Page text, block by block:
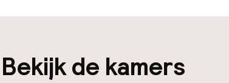
Bekijk de kamers